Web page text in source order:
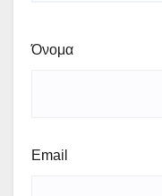
Όνομα
Email